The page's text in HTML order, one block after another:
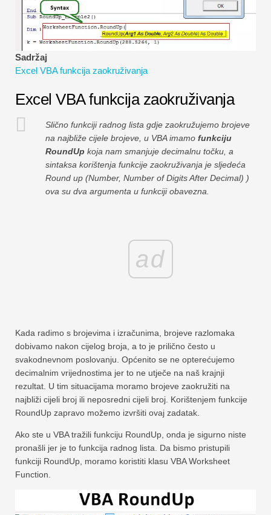
Resursi za financijsko certificiranje
Vodiči za financijsko modeliranje
Cijela forma
Vodiči za upravljanje rizikom
Sadržaj
Excel VBA funkcija zaokruživanja
Excel VBA funkcija zaokruživanja
Slično funkciji radnog lista gdje zaokružujemo brojeve
na najbliže cijele brojeve, u VBA imamo funkciju
RoundUp koja nam smanjuje decimalnu točku, a
sintaksa korištenja funkcije zaokruživanja je sljedeća
Round up (Number, Number of Digits After Decimal) )
ova su dva argumenta u funkciji obavezna.
ad
Kada radimo s brojevima i izračunima, brojeve razlomaka
dobivamo nakon cijelog broja, a to je prilično često u
svakodnevnom poslovanju. Općenito se ne opterećujemo
decimalnim vrijednostima jer to ne utječe na naš krajnji
rezultat. U tim situacijama moramo brojeve zaokružiti na
najbliži cijeli broj ili neposredni cijeli broj. Korištenjem funkcije
RoundUp zapravo možemo izvršiti ovaj zadatak.
Ako ste u VBA tražili funkciju RoundUp, onda je sigurno niste
pronašli jer je to funkcija radnog lista. Da bismo pristupili
funkciji RoundUp, moramo koristiti klasu VBA Worksheet
Function.